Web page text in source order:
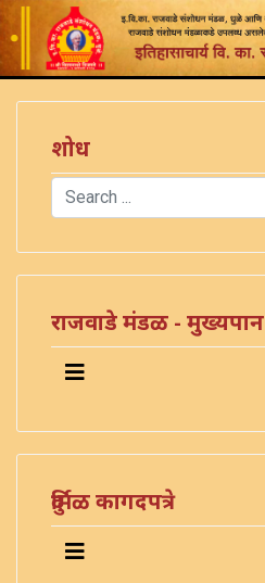
शोध
Search
राजवाडे मंडळ - मुख्यपान
दुर्मिळ कागदपत्रे